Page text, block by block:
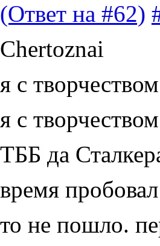
(Ответ на #62)
Chertoznai
я с
я с
ТББ да
время
то не пошло.